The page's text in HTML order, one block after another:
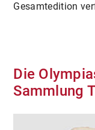
Gesamtedition
Die
Sammlung